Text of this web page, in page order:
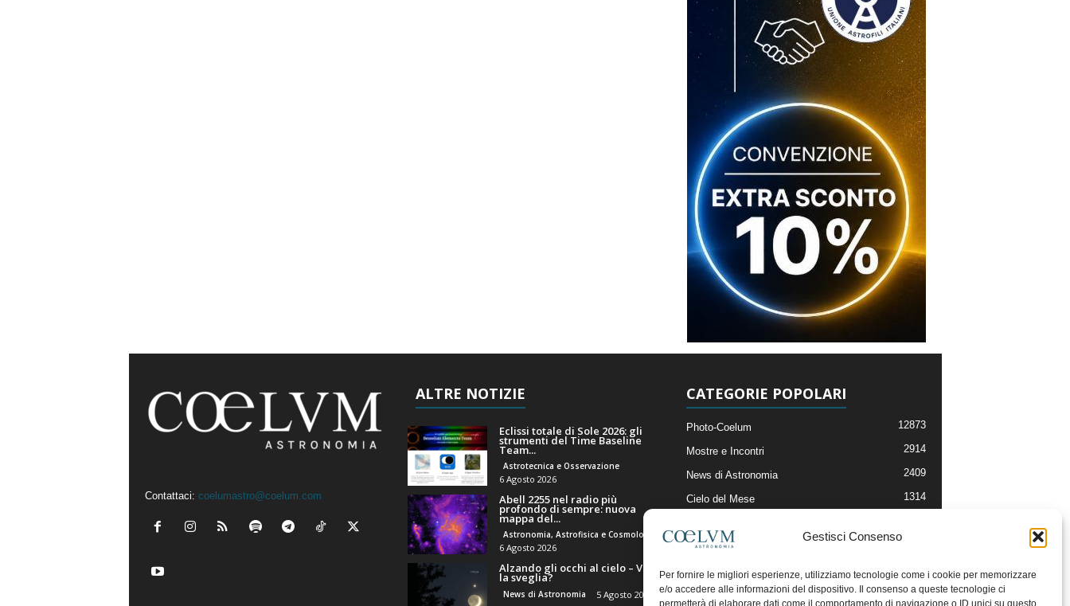
Gestisci Consenso
Per fornire le migliori esperienze, utilizziamo tecnologie come i cookie per memorizzare
e/o accedere alle informazioni del dispositivo. Il consenso a queste tecnologie ci
permetterà di elaborare dati come il comportamento di navigazione o ID unici su questo
Contattaci: coelumastro@coelum.com
ALTRE NOTIZIE
Eclissi totale di Sole 2026: gli
strumenti del Time Baseline
Team...
Astrotecnica e Osservazione
6 Agosto 2026
Abell 2255 nel radio più
profondo di sempre: nuova
mappa del...
Astronomia, Astrofisica e Cosmologia
6 Agosto 2026
Alzando gli occhi al cielo – Vale
la sveglia?
News di Astronomia 5 Agosto 2026
CATEGORIE POPOLARI
Photo-Coelum 12873
Mostre e Incontri 2914
News di Astronomia 2409
Cielo del Mese 1314
Articoli e Risorse On-Line
Il Blog della Redazione